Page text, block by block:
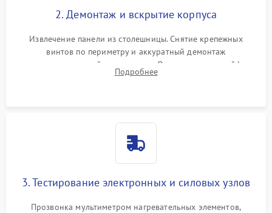
2. Демонтаж и вскрытие корпуса
Извлечение панели из столешницы. Снятие крепежных
винтов по периметру и аккуратный демонтаж
стеклокерамической поверхности. Отсоединение шлейфов
сенсорного блока для доступа к силовым платам, катушкам
Подробнее
3. Тестирование электронных и силовых узлов
Прозвонка мультиметром нагревательных элементов,